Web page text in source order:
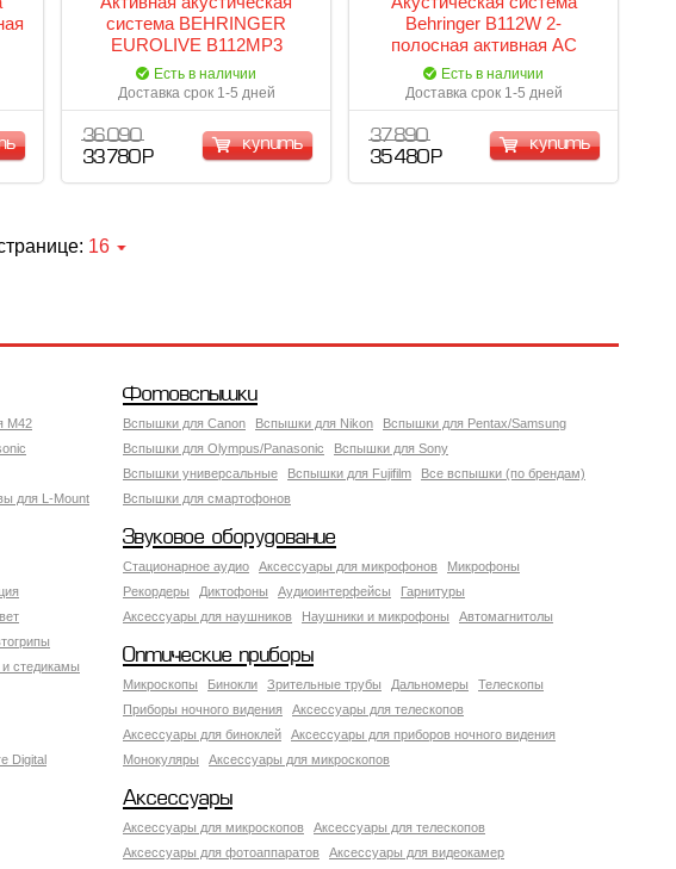
система BEHRINGER
EUROLIVE B112MP3
Есть в наличии
Доставка срок 1-5 дней
36 090
33 780 Р
купить
Behringer B112W 2-
полосная активная АС
12"+1"фенольный, 1000Вт
(700Вт+300Вт) пик.
Bluetooth Wireless,
встроенный микшер
Есть в наличии
Доставка срок 1-5 дней
37 890
35 480 Р
купить
16
M42
для L-Mount
Фотовспышки
Вспышки для Canon Вспышки для Nikon
Вспышки для Pentax/Samsung
Вспышки для Olympus/Panasonic
Вспышки для Sony
Вспышки универсальные
Вспышки для Fujifilm
Все вспышки (по брендам)
Вспышки для смартофонов
стедикамы
Звуковое оборудование
Стационарное аудио Аксессуары для микрофонов
Микрофоны
Рекордеры
Диктофоны Аудиоинтерфейсы
Гарнитуры
Аксессуары для наушников
Наушники и микрофоны Автомагнитолы
Оптические приборы
Микроскопы Бинокли Зрительные трубы Дальномеры
Телескопы
Приборы ночного видения
Аксессуары для телескопов
Аксессуары для биноклей
Аксессуары для приборов ночного видения
Монокуляры
Аксессуары для микроскопов
Digital
Аксессуары
Аксессуары для микроскопов
Аксессуары для телескопов
Аксессуары для фотоаппаратов
Аксессуары для видеокамер